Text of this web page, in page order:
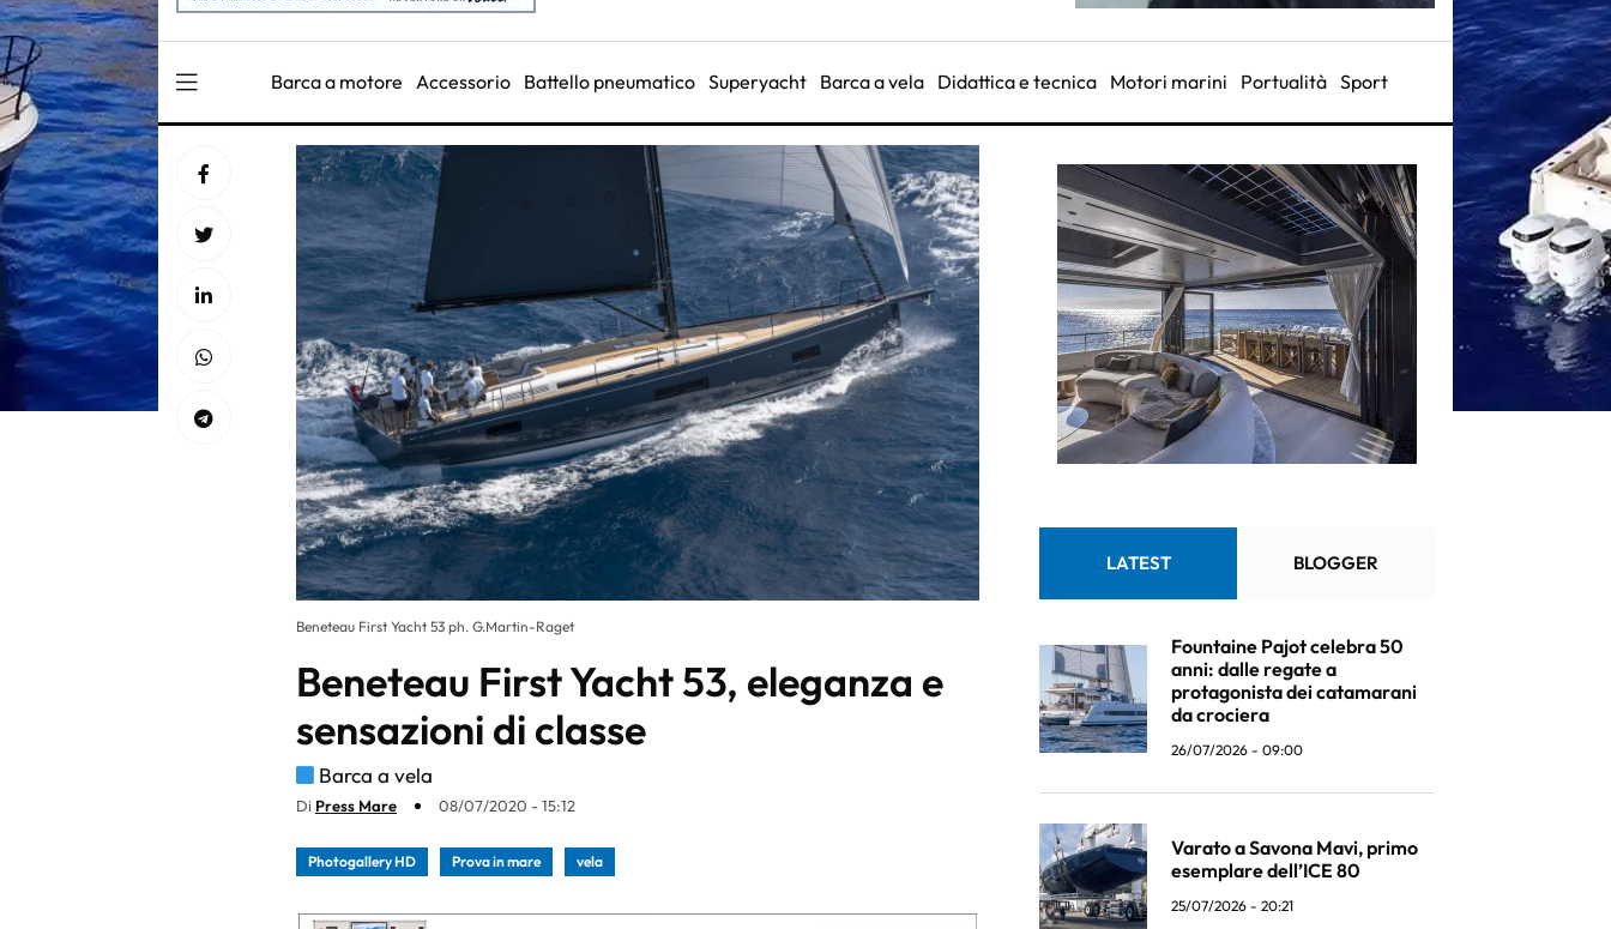
Barca a motore Accessorio Battello pneumatico Superyacht Barca a vela Didattica e tecnica Motori marini Portualità Sport
Beneteau First Yacht 53 ph. G.Martin-Raget
Beneteau First Yacht 53, eleganza e
sensazioni di classe
Barca a vela
Di Press Mare 08/07/2020 - 15:12
Photogallery HD Prova in mare vela
LATEST BLOGGER
Fountaine Pajot celebra 50
anni: dalle regate a
protagonista dei catamarani
da crociera
26/07/2026 - 09:00
Varato a Savona Mavi, primo
esemplare dell’ICE 80
25/07/2026 - 20:21